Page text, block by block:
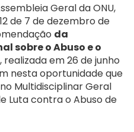
Geral da ONU,
de 7 de dezembro de
da
sobre o Abuso e o
, realizada em 26 de junho
nesta oportunidade que
Multidisciplinar Geral
Luta contra o Abuso de